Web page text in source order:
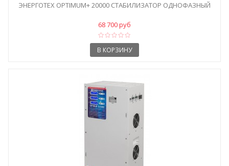
ЭНЕРГОТЕХ OPTIMUM+ 20000 СТАБИЛИЗАТОР ОДНОФАЗНЫЙ
68 700 руб
В КОРЗИНУ